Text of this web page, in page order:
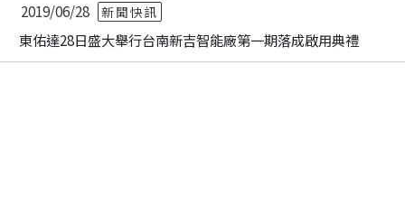
2019/06/28 新聞快訊
東佑達28日盛大舉行台南新吉智能廠第一期落成啟用典禮